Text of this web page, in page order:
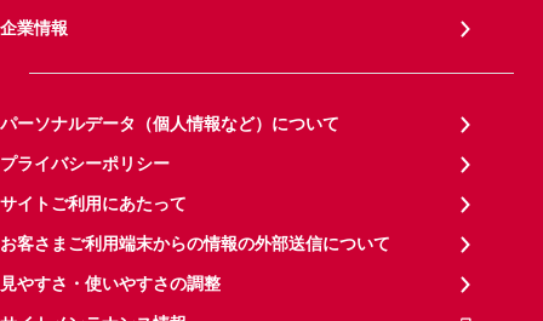
企業情報
パーソナルデータ（個人情報など）について
プライバシーポリシー
サイトご利用にあたって
お客さまご利用端末からの情報の外部送信について
見やすさ・使いやすさの調整